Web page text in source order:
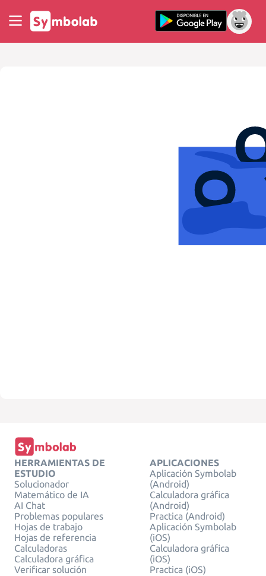
HERRAMIENTAS DE
ESTUDIO
Solucionador
Matemático de IA
AI Chat
Problemas populares
Hojas de trabajo
Hojas de referencia
Calculadoras
Calculadora gráfica
Verificar solución
APLICACIONES
Aplicación Symbolab
(Android)
Calculadora gráfica
(Android)
Practica (Android)
Aplicación Symbolab
(iOS)
Calculadora gráfica
(iOS)
Practica (iOS)